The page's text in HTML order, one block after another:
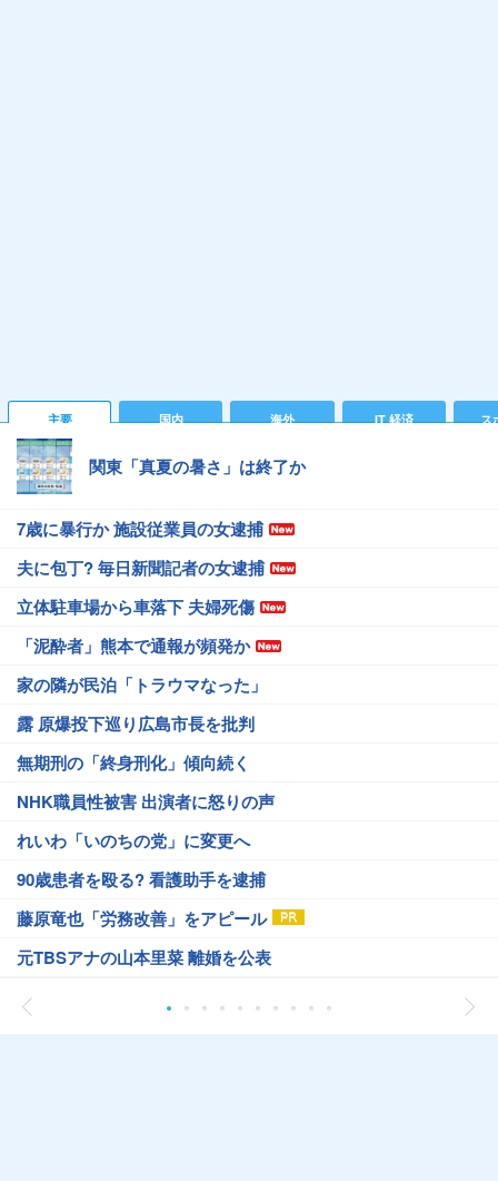
主要 国内 海外 IT 経済 ス
関東「真夏の暑さ」は終了か
7歳に暴行か 施設従業員の女逮捕
夫に包丁? 毎日新聞記者の女逮捕
立体駐車場から車落下 夫婦死傷
「泥酔者」熊本で通報が頻発か
家の隣が民泊「トラウマなった」
露 原爆投下巡り広島市長を批判
無期刑の「終身刑化」傾向続く
NHK職員性被害 出演者に怒りの声
れいわ「いのちの党」に変更へ
90歳患者を殴る? 看護助手を逮捕
藤原竜也「労務改善」をアピール
元TBSアナの山本里菜 離婚を公表